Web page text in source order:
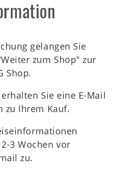
gelangen Sie
zum Shop" zur
Shop.
Sie eine E-Mail
zu Ihrem Kauf.
3 Wochen vor
zu.